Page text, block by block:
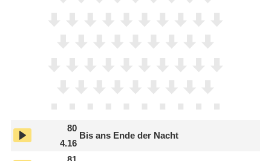
80
4.16
Bis ans Ende der Nacht